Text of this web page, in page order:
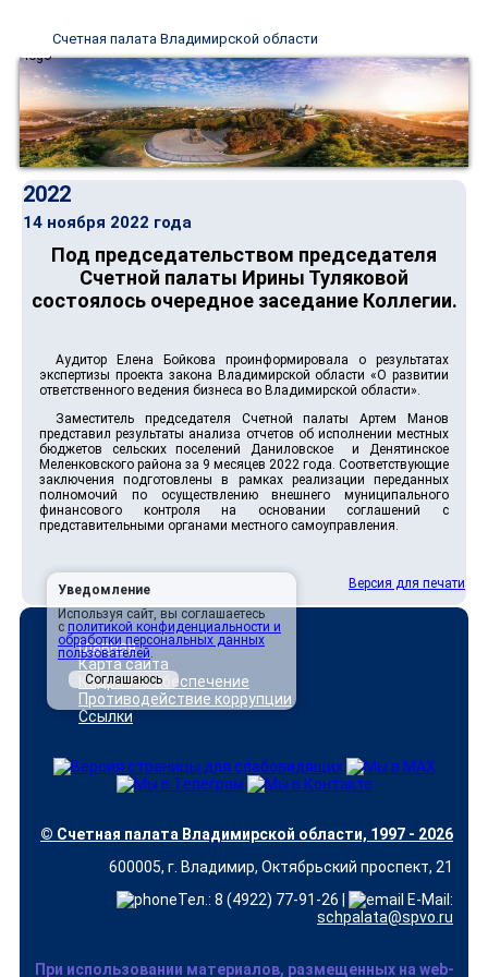
Счетная палата Владимирской области
2022
14 ноября 2022 года
Под председательством председателя
Счетной палаты Ирины Туляковой
состоялось очередное заседание Коллегии.
Аудитор Елена Бойкова проинформировала о результатах
экспертизы проекта закона Владимирской области «О развитии
ответственного ведения бизнеса во Владимирской области».
Заместитель председателя Счетной палаты Артем Манов
представил результаты анализа отчетов об исполнении местных
бюджетов сельских поселений Даниловское и Денятинское
Меленковского района за 9 месяцев 2022 года. Соответствующие
заключения подготовлены в рамках реализации переданных
полномочий по осуществлению внешнего муниципального
финансового контроля на основании соглашений с
представительными органами местного самоуправления.
Версия для печати
Главная
Карта сайта
Кадровое обеспечение
Противодействие коррупции
Ссылки
© Счетная палата Владимирской области, 1997 - 2026
600005, г. Владимир, Октябрьский проспект, 21
Тел.: 8 (4922) 77-91-26 |
E-Mail:
schpalata@spvo.ru
При использовании материалов, размещенных на web-
Уведомление
Используя сайт, вы соглашаетесь
с политикой конфиденциальности и
обработки персональных данных
пользователей.
Соглашаюсь